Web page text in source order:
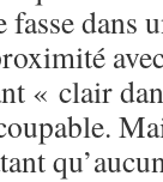
fasse dans
« clair